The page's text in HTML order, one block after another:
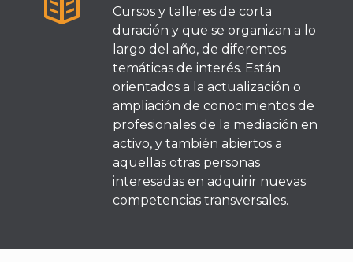
Cursos y talleres de corta
duración y que se organizan a lo
largo del año, de diferentes
temáticas de interés. Están
orientados a la actualización o
ampliación de conocimientos de
profesionales de la mediación en
activo, y también abiertos a
aquellas otras personas
interesadas en adquirir nuevas
competencias transversales.